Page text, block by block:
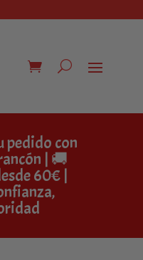
pedido con
| 🚚
60€ |